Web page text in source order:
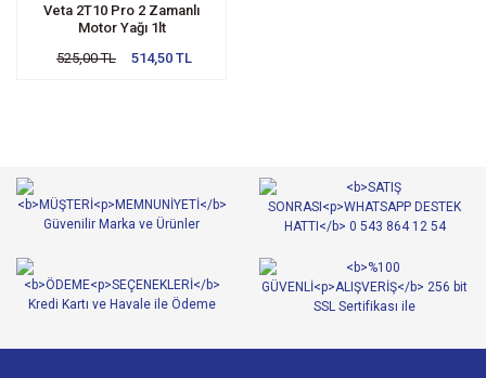
Veta 2T10 Pro 2 Zamanlı
Motor Yağı 1lt
525,00 TL
514,50 TL